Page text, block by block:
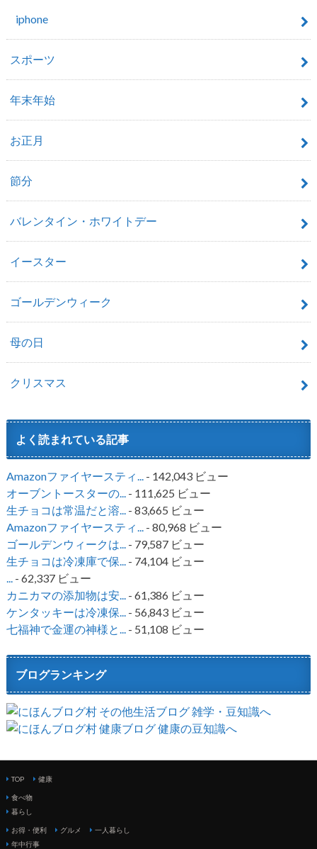
iphone
スポーツ
年末年始
お正月
節分
バレンタイン・ホワイトデー
イースター
ゴールデンウィーク
母の日
クリスマス
よく読まれている記事
Amazonファイヤースティ...
- 142,043 ビュー
オーブントースターの...
- 111,625 ビュー
生チョコは常温だと溶...
- 83,665 ビュー
Amazonファイヤースティ...
- 80,968 ビュー
ゴールデンウィークは...
- 79,587 ビュー
生チョコは冷凍庫で保...
- 74,104 ビュー
- 62,337 ビュー
カニカマの添加物は安...
- 61,386 ビュー
ケンタッキーは冷凍保...
- 56,843 ビュー
七福神で金運の神様と...
- 51,108 ビュー
ブログランキング
TOP 健康
食べ物
暮らし
お得・便利 グルメ
一人暮らし
年中行事